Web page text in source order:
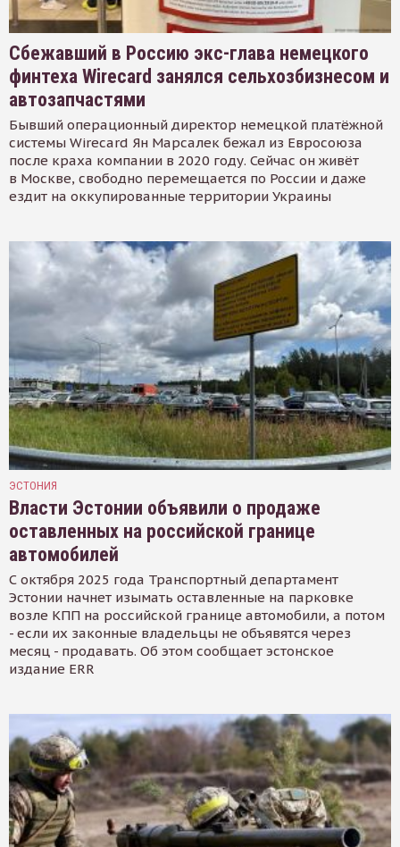
Сбежавший в Россию экс-глава немецкого
финтеха Wirecard занялся сельхозбизнесом и
автозапчастями
Бывший операционный директор немецкой платёжной
системы Wirecard Ян Марсалек бежал из Евросоюза
после краха компании в 2020 году. Сейчас он живёт
в Москве, свободно перемещается по России и даже
ездит на оккупированные территории Украины
ЭСТОНИЯ
Власти Эстонии объявили о продаже
оставленных на российской границе
автомобилей
С октября 2025 года Транспортный департамент
Эстонии начнет изымать оставленные на парковке
возле КПП на российской границе автомобили, а потом
- если их законные владельцы не объявятся через
месяц - продавать. Об этом сообщает эстонское
издание ERR